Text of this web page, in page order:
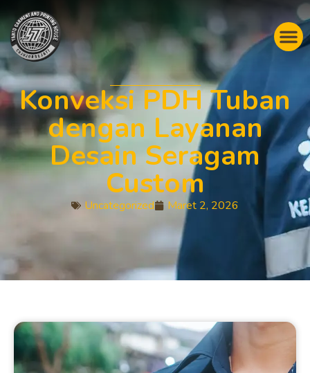
Konveksi PDH Tuban
dengan Layanan
Desain Seragam
Custom
Uncategorized Maret 2, 2026